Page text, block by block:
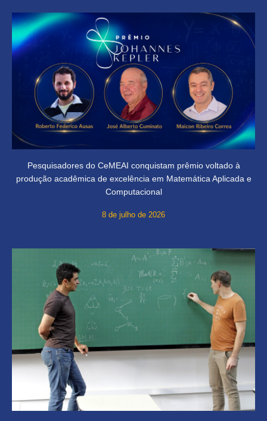
Pesquisadores do CeMEAI conquistam prêmio voltado à
produção acadêmica de excelência em Matemática Aplicada e
Computacional
8 de julho de 2026